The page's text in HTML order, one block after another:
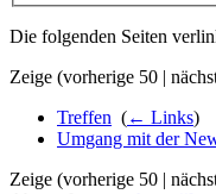
Die folgenden Seiten
Zeige (vorherige 50 |
Treffen (← Links)
Umgang mit der
Zeige (vorherige 50 |